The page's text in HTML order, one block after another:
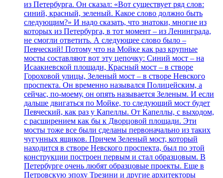
из Петербурга. Он сказал: «Вот существует ряд слов:
синий, красный, зеленый. Какое слово должно быть
следующим?» И надо сказать, что знатоки, многие из
которых из Петербурга, в тот момент – из Ленинграда,
не смогли ответить. А следующее слово было –
Певческий! Потому что на Мойке как раз крупные
мосты составляют вот эту цепочку: Синий мост – на
Исаакиевской площади, Красный мост – в створе
Гороховой улицы, Зеленый мост – в створе Невского
проспекта. Он временно назывался Полицейским, а
сейчас, по-моему, он опять называется Зеленым. И если
дальше двигаться по Мойке, то следующий мост будет
Певческий, как раз у Капеллы. От Капеллы, с выходом,
с расширением как бы к Дворцовой площади. Эти
мосты тоже все были сделаны первоначально из таких
чугунных ящиков. Причем Зеленый мост, который
находится в створе Невского проспекта, был по этой
конструкции построен первым и стал образцовым. В
Петербурге очень любят образцовые проекты. Еще в
Петровскую эпоху Трезини и другие архитекторы